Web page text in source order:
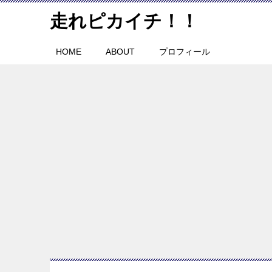
走れピカイチ！！
HOME ABOUT プロフィール